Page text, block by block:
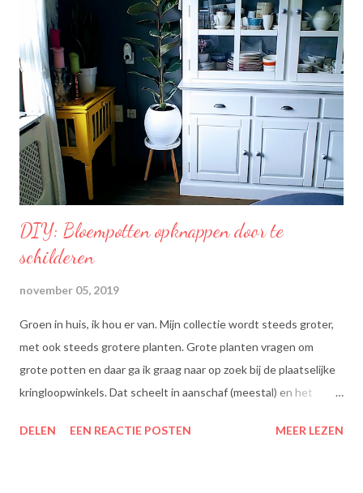
mengsel van zonnebloem-, lijnzaad- en koolzaadolie. Het bevat
Omega’s 3 & 6 die goed zijn voor hart en bloedvaten. Omega's 3
& 6 zijn meervoudig onverzadigde vetzuren, die het lichaam niet
zelf kan aanmaken. Ze dragen bij tot de instandhouding van een
normaal cholesterolgehalte in het bloed. Becel Dieetolie geeft
een optimale smaak aan uw gerechten, met behoud van de
smaak van uw originele ingrediënten. Naast warme toepassing
l...
DIY: Bloempotten opknappen door te
schilderen
november 05, 2019
Groen in huis, ik hou er van. Mijn collectie wordt steeds groter,
met ook steeds grotere planten. Grote planten vragen om
grote potten en daar ga ik graag naar op zoek bij de plaatselijke
kringloopwinkels. Dat scheelt in aanschaf (meestal) en het
voor onze planeet, nietwaar?
DELEN EEN REACTIE POSTEN MEER LEZEN